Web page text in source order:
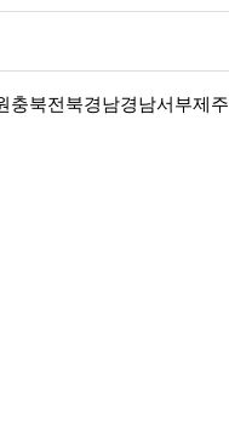
충북전북경남경남서부제주